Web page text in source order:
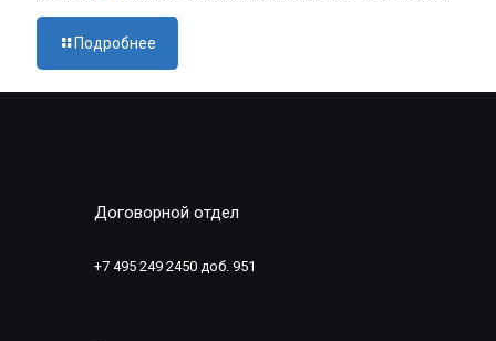
Подробнее
Договорной отдел
+7 495 249 2450 доб. 951